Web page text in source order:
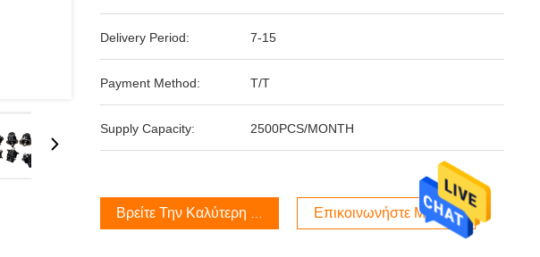
Delivery Period: 7-15
Payment Method: T/T
Supply Capacity: 2500PCS/MONTH
Βρείτε Την Καλύτερη Τιμή Επικοινωνήστε Μαζί Μας